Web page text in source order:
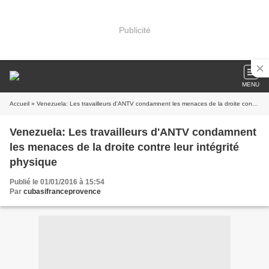
Publicité
MENU
Accueil » Venezuela: Les travailleurs d'ANTV condamnent les menaces de la droite contre leur intégrité physique
Venezuela: Les travailleurs d'ANTV condamnent
les menaces de la droite contre leur intégrité
physique
Publié le 01/01/2016 à 15:54
Par cubasifranceprovence